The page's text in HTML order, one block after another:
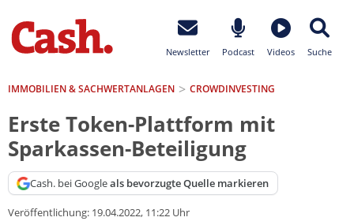
Newsletter Podcast Videos Suche
IMMOBILIEN & SACHWERTANLAGEN CROWDINVESTING
Erste Token-Plattform mit
Sparkassen-Beteiligung
Cash. bei Googleals bevorzugte Quelle markieren
Veröffentlichung: 19.04.2022, 11:22 Uhr